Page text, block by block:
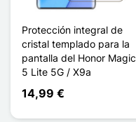
Protección integral de
cristal templado para la
pantalla del Honor Magic
5 Lite 5G / X9a
14,99 €